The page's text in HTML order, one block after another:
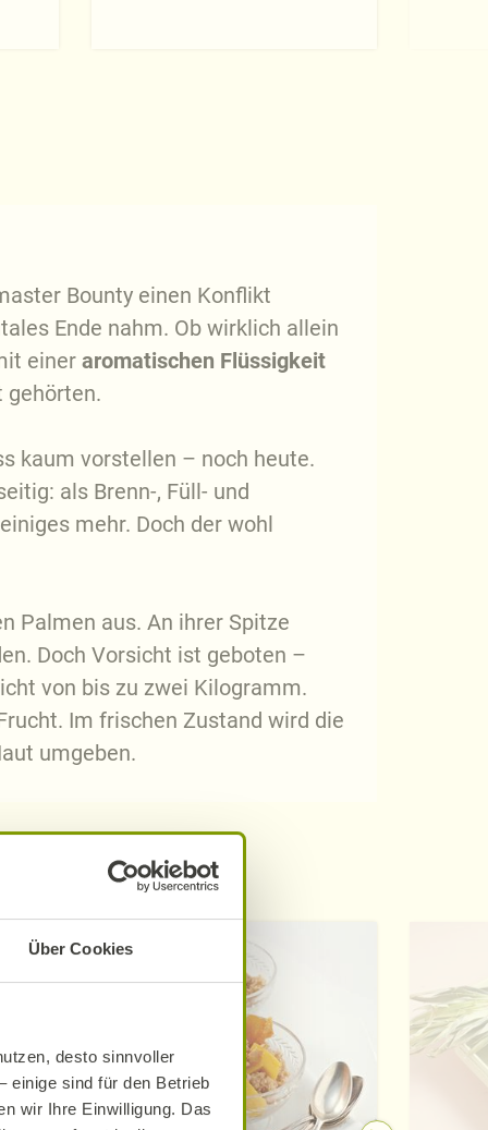
Über Cookies
desto sinnvoller
einige sind für den Betrieb
wir Ihre Einwilligung. Das
Bounty einen Konflikt
Ende nahm. Ob wirklich allein
einer aromatischen Flüssigkeit
gehörten.
kaum vorstellen – noch heute.
als Brenn-, Füll- und
mehr. Doch der wohl
Palmen aus. An ihrer Spitze
Doch Vorsicht ist geboten –
von bis zu zwei Kilogramm.
Im frischen Zustand wird die
umgeben.